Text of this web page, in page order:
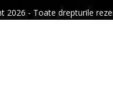
2026 - Toate drepturile